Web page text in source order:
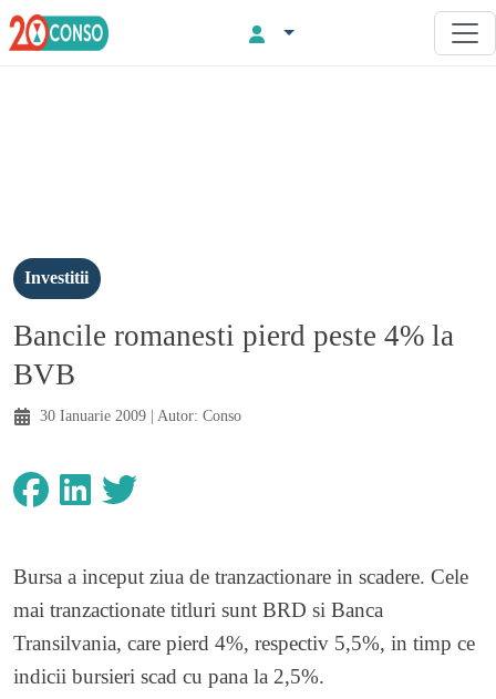
Investitii
Bancile romanesti pierd peste 4% la
BVB
30 Ianuarie 2009 | Autor: Conso
Bursa a inceput ziua de tranzactionare in scadere. Cele
mai tranzactionate titluri sunt BRD si Banca
Transilvania, care pierd 4%, respectiv 5,5%, in timp ce
indicii bursieri scad cu pana la 2,5%.